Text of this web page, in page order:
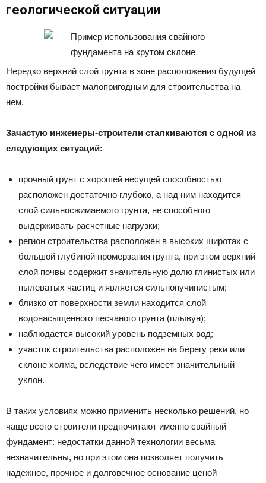
геологической ситуации
Нередко верхний слой грунта в зоне расположения будущей
постройки бывает малопригодным для строительства на
нем.
Зачастую инженеры-строители сталкиваются с одной из
следующих ситуаций:
прочный грунт с хорошей несущей способностью
расположен достаточно глубоко, а над ним находится
слой сильносжимаемого грунта, не способного
выдерживать расчетные нагрузки;
регион строительства расположен в высоких широтах с
большой глубиной промерзания грунта, при этом верхний
слой почвы содержит значительную долю глинистых или
пылеватых частиц и является сильнопучинистым;
близко от поверхности земли находится слой
водонасыщенного песчаного грунта (плывун);
наблюдается высокий уровень подземных вод;
участок строительства расположен на берегу реки или
склоне холма, вследствие чего имеет значительный
уклон.
В таких условиях можно применить несколько решений, но
чаще всего строители предпочитают именно свайный
фундамент: недостатки данной технологии весьма
незначительны, но при этом она позволяет получить
надежное, прочное и долговечное основание ценой